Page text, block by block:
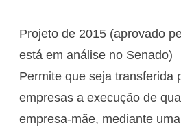
Projeto de 2015 (aprovado
está em análise no Senado)
Permite que seja transferida
empresas a execução de
empresa-mãe, mediante